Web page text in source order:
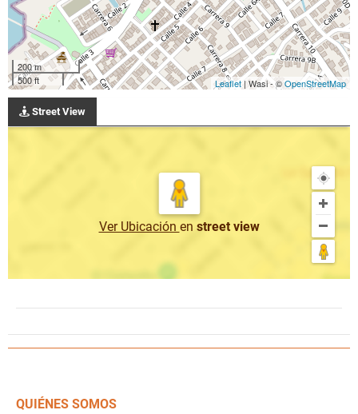
200 m
500 ft
Leaflet| Wasi - ©OpenStreetMap
Street View
Ver Ubicación en street view
QUIÉNES SOMOS